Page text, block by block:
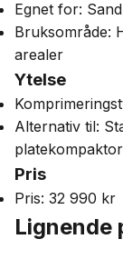
Egnet for:
Bruksområde:
arealer
Ytelse
Alternativ til:
Pris
Pris: 32 990 kr
Lignende